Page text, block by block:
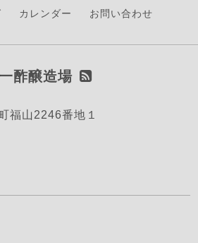
カレンダー お問い合わせ
酢醸造場
福山2246番地１